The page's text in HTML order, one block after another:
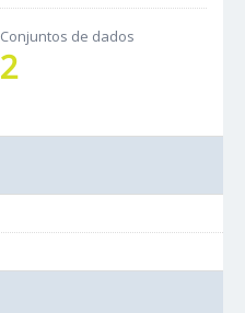
Conjuntos de dados
2